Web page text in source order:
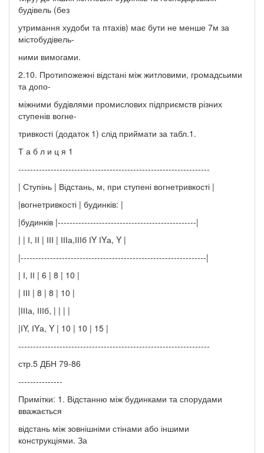
будівель (без
утримання худоби та птахів) має бути не менше 7м за
містобудівель-
ними вимогами.
2.10. Протипожежні відстані між житловими, громадсьими
та допо-
міжними будівлями промислових підприємств різних
ступенів вогне-
тривкості (додаток 1) слід приймати за табл.1.
Т а б л и ц я 1
-----------------------------------------------------------------
| Ступінь | Відстань, м, при ступені вогнетривкості |
|вогнетривкості | будинків: |
|будинків |-----------------------------------------------|
| | І, ІІ | ІІІ | ІІІа,ІІІб ІY ІYа, Y |
|---------------------------------------------------------------|
| І, ІІ | 6 | 8 | 10 |
| ІІІ | 8 | 8 | 10 |
|ІІІа, ІІІб, | | | |
|ІY, ІYа, Y | 10 | 10 | 15 |
-----------------------------------------------------------------
стр.5 ДБН 79-86
---------------
Примітки: 1. Відстанню між будинками та спорудами
вважається
відстань між зовнішніми стінами або іншими
конструкціями. За